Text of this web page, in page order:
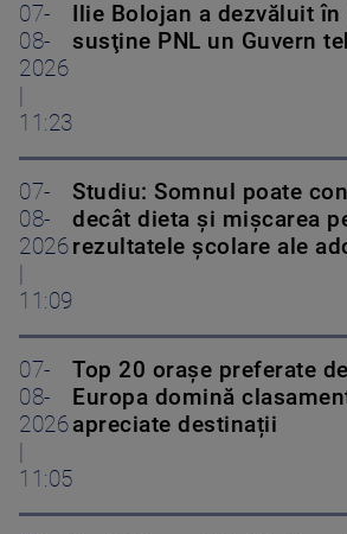
07-
08-
2026
11:23
Ilie Bolojan a dezvăluit
susţine PNL un Guvern
07-
08-
2026
11:09
Studiu: Somnul poate
decât dieta și mișcarea
rezultatele școlare ale
07-
08-
2026
11:05
Top 20 orașe preferate
Europa domină
apreciate destinații